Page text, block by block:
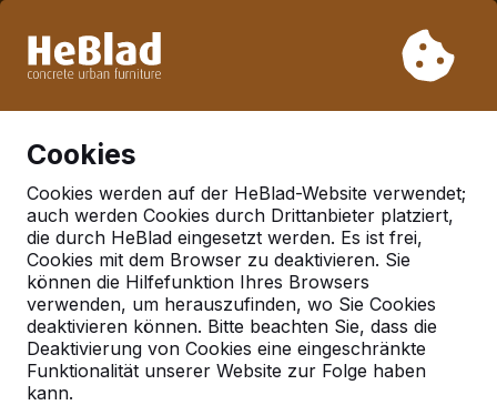
Woche 33 nicht. Bitte berücksichtigen Sie daher längere
Cookies
Cookies werden auf der HeBlad-Website verwendet;
auch werden Cookies durch Drittanbieter platziert,
die durch HeBlad eingesetzt werden. Es ist frei,
Cookies mit dem Browser zu deaktivieren. Sie
können die Hilfefunktion Ihres Browsers
verwenden, um herauszufinden, wo Sie Cookies
deaktivieren können. Bitte beachten Sie, dass die
Deaktivierung von Cookies eine eingeschränkte
Funktionalität unserer Website zur Folge haben
kann.
Deutschland
Referenties in:Boklund